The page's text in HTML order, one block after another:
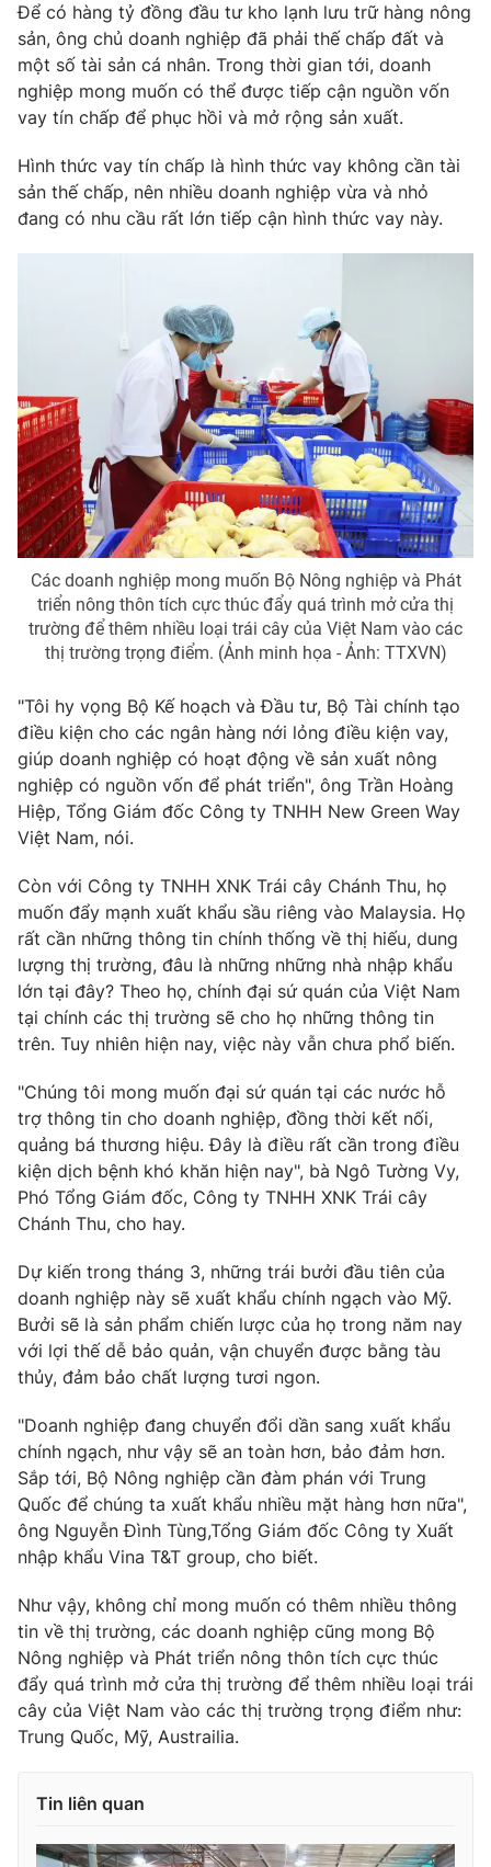
Khán giả
Giải sao mai
Âm nhạc
Sao
Du lịch
Làm đẹp
Chất lượng cuộc sống
Giáo dục
Tuyển sinh
Công nghệ
Hitech Công nghệ tương lai
Sản phẩm
Giao lưu trực tuyến
Podcast
Photo Infographic
Video Shorts video
VTV Money VTV Thể thao
VTV Sức khoẻ Bất động sản
VTV4 Vươn mình bằng AI
VTV9 VTV8
Liên hệ tòa soạn English
THỜI BÁO VTV
Theo dõi báo trên
Cơ quan chủ quản:Đài Truyền hình Việt Nam
Cơ quan báo chí: Thời báo VTV
Giấy phép hoạt động báo in và báo điện tử số 483/GP-BTTTT
Tổng Biên tập:Vũ Thanh Thủy
Phó Tổng Biên tập:Nguyễn Thị Mỹ Hạnh, Phạm Quốc Thắng,
Nguyễn Trọng Ninh
Tổng đài VTV:024.38 355 931 - 024.38 355 932
Ðiện thoại Thời báo VTV:024.66 897 897
Email:toasoan@vtv.vn
Liên hệ quảng cáo: 024-7300.7108
thông tin từ website này.
Để có hàng tỷ đồng đầu tư kho lạnh lưu trữ hàng nông
sản, ông chủ doanh nghiệp đã phải thế chấp đất và
một số tài sản cá nhân. Trong thời gian tới, doanh
nghiệp mong muốn có thể được tiếp cận nguồn vốn
vay tín chấp để phục hồi và mở rộng sản xuất.
Hình thức vay tín chấp là hình thức vay không cần tài
sản thế chấp, nên nhiều doanh nghiệp vừa và nhỏ
đang có nhu cầu rất lớn tiếp cận hình thức vay này.
Các doanh nghiệp mong muốn Bộ Nông nghiệp và Phát
triển nông thôn tích cực thúc đẩy quá trình mở cửa thị
trường để thêm nhiều loại trái cây của Việt Nam vào các
thị trường trọng điểm. (Ảnh minh họa - Ảnh: TTXVN)
"Tôi hy vọng Bộ Kế hoạch và Đầu tư, Bộ Tài chính tạo
điều kiện cho các ngân hàng nới lỏng điều kiện vay,
giúp doanh nghiệp có hoạt động về sản xuất nông
nghiệp có nguồn vốn để phát triển", ông Trần Hoàng
Hiệp, Tổng Giám đốc Công ty TNHH New Green Way
Việt Nam, nói.
Còn với Công ty TNHH XNK Trái cây Chánh Thu, họ
muốn đẩy mạnh xuất khẩu sầu riêng vào Malaysia. Họ
rất cần những thông tin chính thống về thị hiếu, dung
lượng thị trường, đâu là những những nhà nhập khẩu
lớn tại đây? Theo họ, chính đại sứ quán của Việt Nam
tại chính các thị trường sẽ cho họ những thông tin
trên. Tuy nhiên hiện nay, việc này vẫn chưa phổ biến.
"Chúng tôi mong muốn đại sứ quán tại các nước hỗ
trợ thông tin cho doanh nghiệp, đồng thời kết nối,
quảng bá thương hiệu. Đây là điều rất cần trong điều
kiện dịch bệnh khó khăn hiện nay", bà Ngô Tường Vy,
Phó Tổng Giám đốc, Công ty TNHH XNK Trái cây
Chánh Thu, cho hay.
Dự kiến trong tháng 3, những trái bưởi đầu tiên của
doanh nghiệp này sẽ xuất khẩu chính ngạch vào Mỹ.
Bưởi sẽ là sản phẩm chiến lược của họ trong năm nay
với lợi thế dễ bảo quản, vận chuyển được bằng tàu
thủy, đảm bảo chất lượng tươi ngon.
"Doanh nghiệp đang chuyển đổi dần sang xuất khẩu
chính ngạch, như vậy sẽ an toàn hơn, bảo đảm hơn.
Sắp tới, Bộ Nông nghiệp cần đàm phán với Trung
Quốc để chúng ta xuất khẩu nhiều mặt hàng hơn nữa",
ông Nguyễn Đình Tùng,Tổng Giám đốc Công ty Xuất
nhập khẩu Vina T&T group, cho biết.
Như vậy, không chỉ mong muốn có thêm nhiều thông
tin về thị trường, các doanh nghiệp cũng mong Bộ
Nông nghiệp và Phát triển nông thôn tích cực thúc
đẩy quá trình mở cửa thị trường để thêm nhiều loại trái
cây của Việt Nam vào các thị trường trọng điểm như:
Trung Quốc, Mỹ, Austrailia.
Tin liên quan